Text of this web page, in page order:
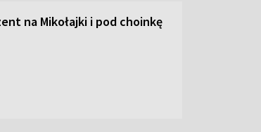
na Mikołajki i pod choinkę